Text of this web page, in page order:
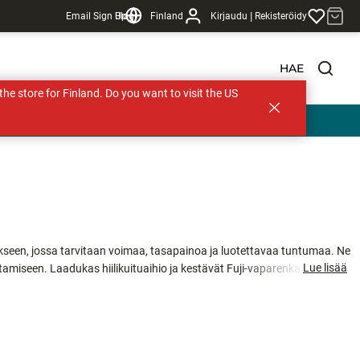
Email Sign UpBlogi Finland Kirjaudu | Rekisteröidy
HAE
jossa tarvitaan voimaa, tasapainoa ja luotettavaa tuntumaa. Ne
Laadukas hiilikuituaihio ja kestävät Fuji-vaparenkaat takaavat
Lue lisää
store for Finland. Do you want to visit the US